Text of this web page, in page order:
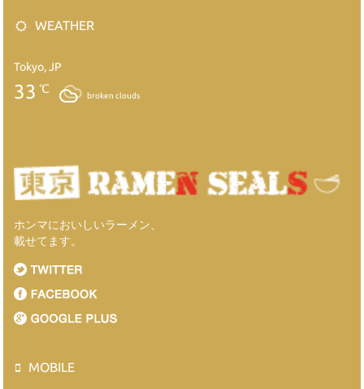
WEATHER
Tokyo, JP
33 ℃
broken clouds
ホンマにおいしいラーメン、
載せてます。
MOBILE